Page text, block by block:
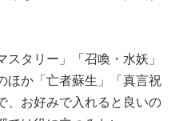
タリー」「召喚・水妖」
ほか「亡者蘇生」「真言祝
、お好みで入れると良いの